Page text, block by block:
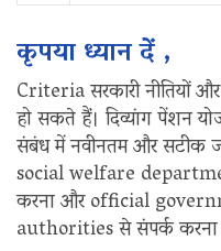
कृपया ध्यान दें ,
Criteria सरकारी नीतियों
हो सकते हैं। दिव्यांग पेंशन
संबंध में नवीनतम और सटीक
social welfare
करना और official
authorities से संपर्क